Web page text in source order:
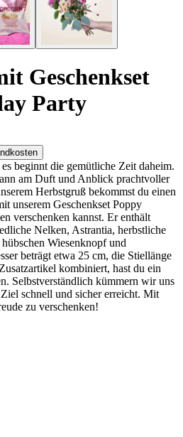
Geschenkset
Party
beginnt die gemütliche Zeit daheim.
am Duft und Anblick prachtvoller
Herbstgruß bekommst du einen
unserem Geschenkset Poppy
verschenken kannst. Er enthält
Nelken, Astrantia, herbstliche
Wiesenknopf und
beträgt etwa 25 cm, die Stiellänge
kombiniert, hast du ein
Selbstverständlich kümmern wir uns
schnell und sicher erreicht. Mit
zu verschenken!